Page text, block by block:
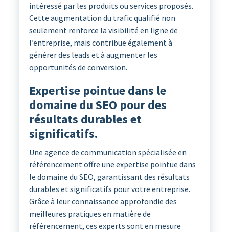
intéressé par les produits ou services proposés.
Cette augmentation du trafic qualifié non
seulement renforce la visibilité en ligne de
l’entreprise, mais contribue également à
générer des leads et à augmenter les
opportunités de conversion.
Expertise pointue dans le
domaine du SEO pour des
résultats durables et
significatifs.
Une agence de communication spécialisée en
référencement offre une expertise pointue dans
le domaine du SEO, garantissant des résultats
durables et significatifs pour votre entreprise.
Grâce à leur connaissance approfondie des
meilleures pratiques en matière de
référencement, ces experts sont en mesure